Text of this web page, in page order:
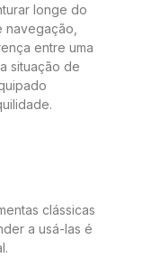
longe do
navegação,
entre uma
situação de
clássicas
a usá-las é